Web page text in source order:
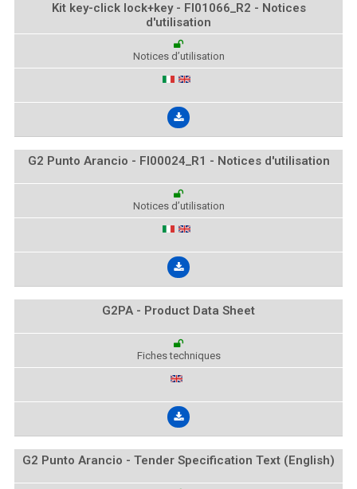
Kit key-click lock+key - FI01066_R2 - Notices
d'utilisation
Notices d’utilisation
G2 Punto Arancio - FI00024_R1 - Notices d'utilisation
Notices d’utilisation
G2PA - Product Data Sheet
Fiches techniques
G2 Punto Arancio - Tender Specification Text (English)